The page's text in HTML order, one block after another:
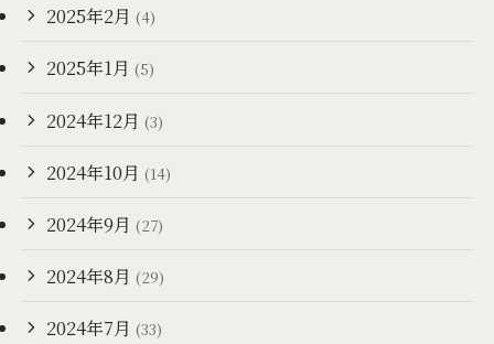
2025年2月 (4)
2025年1月 (5)
2024年12月 (3)
2024年10月 (14)
2024年9月 (27)
2024年8月 (29)
2024年7月 (33)